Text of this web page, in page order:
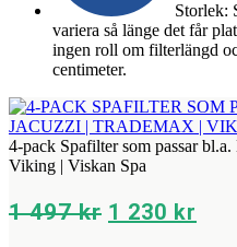
Storlek:
variera så länge det får
ingen roll om filterlängd
centimeter.
4-pack Spafilter som passar
Viking | Viskan Spa
1 497kr Det
1 230 kr